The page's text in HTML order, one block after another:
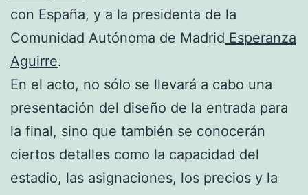
con España, y a la presidenta de la
Comunidad Autónoma de Madrid Esperanza
Aguirre.
En el acto, no sólo se llevará a cabo una
presentación del diseño de la entrada para
la final, sino que también se conocerán
ciertos detalles como la capacidad del
estadio, las asignaciones, los precios y la